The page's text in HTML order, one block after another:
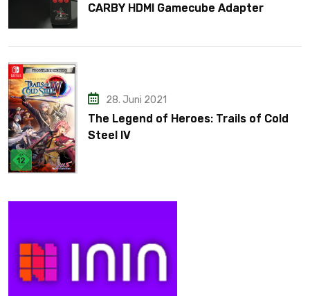
CARBY HDMI Gamecube Adapter
28. Juni 2021
The Legend of Heroes: Trails of Cold
Steel IV